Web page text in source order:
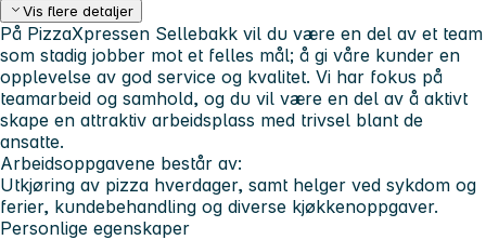
Vis flere detaljer
På PizzaXpressen Sellebakk vil du være en del av et team
som stadig jobber mot et felles mål; å gi våre kunder en
opplevelse av god service og kvalitet. Vi har fokus på
teamarbeid og samhold, og du vil være en del av å aktivt
skape en attraktiv arbeidsplass med trivsel blant de
ansatte.
Arbeidsoppgavene består av:
Utkjøring av pizza hverdager, samt helger ved sykdom og
ferier, kundebehandling og diverse kjøkkenoppgaver.
Personlige egenskaper